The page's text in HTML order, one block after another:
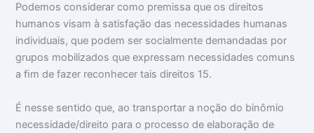
Podemos considerar como premissa que os direitos
humanos visam à satisfação das necessidades humanas
individuais, que podem ser socialmente demandadas por
grupos mobilizados que expressam necessidades comuns
a ﬁm de fazer reconhecer tais direitos 15.
É nesse sentido que, ao transportar a noção do binômio
necessidade/direito para o processo de elaboração de